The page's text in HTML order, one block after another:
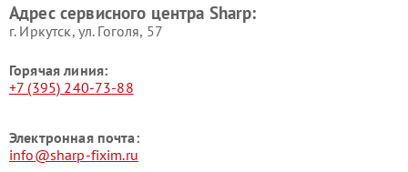
Адрес сервисного центра Sharp:
г. Иркутск, ул. ​Гоголя, 57
Горячая линия:
+7 (395) 240-73-88
Электронная почта:
info@sharp-fixim.ru